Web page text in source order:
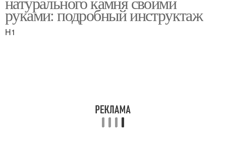
руками: подробный инструктаж
H1